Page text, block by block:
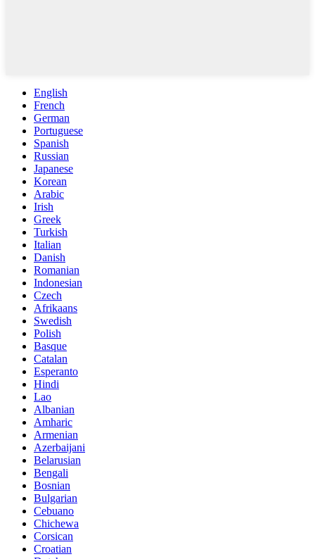
English
French
German
Portuguese
Spanish
Russian
Japanese
Korean
Arabic
Irish
Greek
Turkish
Italian
Danish
Romanian
Indonesian
Czech
Afrikaans
Swedish
Polish
Basque
Catalan
Esperanto
Hindi
Lao
Albanian
Amharic
Armenian
Azerbaijani
Belarusian
Bengali
Bosnian
Bulgarian
Cebuano
Chichewa
Corsican
Croatian